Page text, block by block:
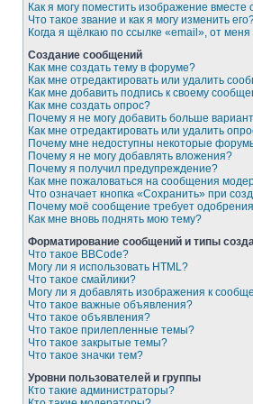
Как я могу поместить изображение
Что такое звание и как я могу изменить
Когда я щёлкаю по ссылке «email», от
Создание сообщений
Как мне создать тему в форуме?
Как мне отредактировать или удалить
Как мне добавить подпись к своему
Как мне создать опрос?
Почему я не могу добавить больше
Как мне отредактировать или удалить
Почему мне недоступны некоторые
Почему я не могу добавлять вложения?
Почему я получил предупреждение?
Как мне пожаловаться на сообщения
Что означает кнопка «Сохранить» при
Почему моё сообщение требует
Как мне вновь поднять мою тему?
Форматирование сообщений и типы
Что такое BBCode?
Могу ли я использовать HTML?
Что такое смайлики?
Могу ли я добавлять изображения к
Что такое важные объявления?
Что такое объявления?
Что такое прилепленные темы?
Что такое закрытые темы?
Что такое значки тем?
Уровни пользователей и группы
Кто такие администраторы?